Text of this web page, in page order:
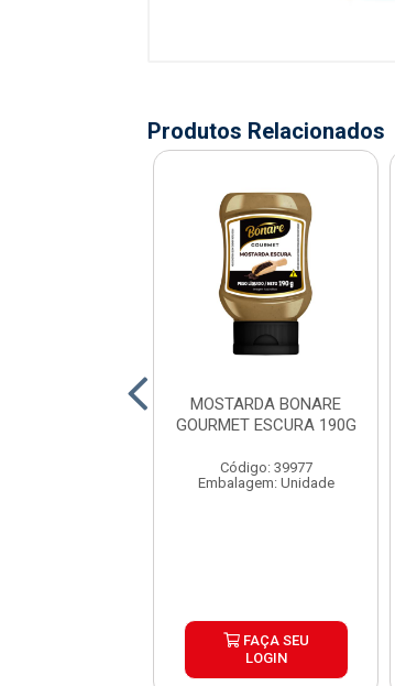
Produtos Relacionados
MOSTARDA BONARE
GOURMET ESCURA 190G
Código: 39977
Embalagem: Unidade
FAÇA SEU
LOGIN